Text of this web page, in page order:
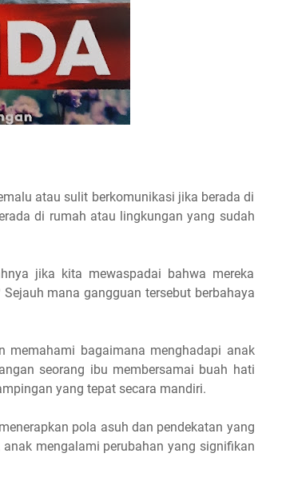
atau sulit berkomunikasi jika berada di
di rumah atau lingkungan yang sudah
jika kita mewaspadai bahwa mereka
mana gangguan tersebut berbahaya
bagaimana menghadapi anak
seorang ibu membersamai buah hati
yang tepat secara mandiri.
pola asuh dan pendekatan yang
mengalami perubahan yang signifikan